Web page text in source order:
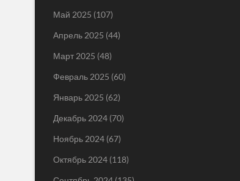
Май 2025 (107)
Апрель 2025 (44)
Март 2025 (48)
Февраль 2025 (60)
Январь 2025 (62)
Декабрь 2024 (70)
Ноябрь 2024 (67)
Октябрь 2024 (118)